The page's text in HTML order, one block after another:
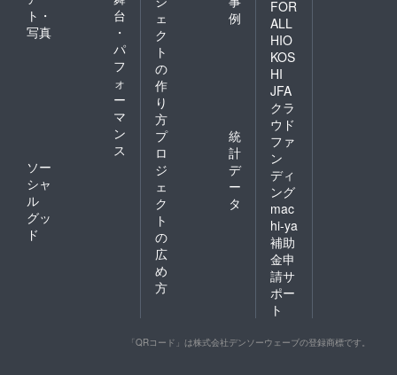
ト・
写真
台
・
パ
フ
ォ
ー
マ
ン
ス
ソー
シャ
ル
グッ
ド
ェ
ク
ト
の
作
り
方
例
プ
ロ
ジ
ェ
ク
ト
の
広
め
方
統
計
デ
ー
タ
FOR
ALL
HIO
KOS
HI
JFA
クラ
ウド
ファ
ン
ディ
ング
mac
hi-ya
補助
金申
請サ
ポー
ト
「QRコード」は株式会社デンソーウェーブの登録商標です。